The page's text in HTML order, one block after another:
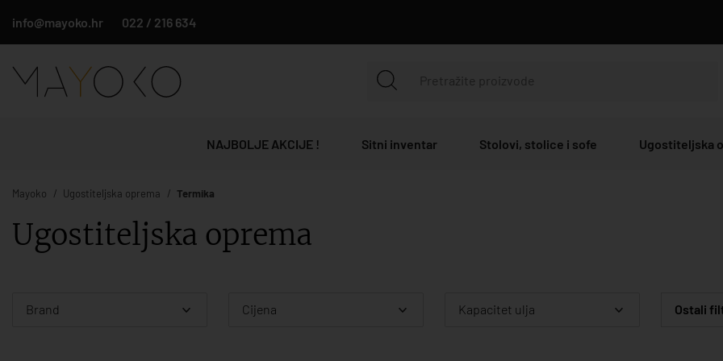
info@mayoko.hr 022 / 216 634
NAJBOLJE AKCIJE ! Sitni inventar Stolovi, stolice i sofe Ugostiteljska
Mayoko Ugostiteljska oprema Termika
Ugostiteljska oprema
Brand Cijena Kapacitet ulja Ostali